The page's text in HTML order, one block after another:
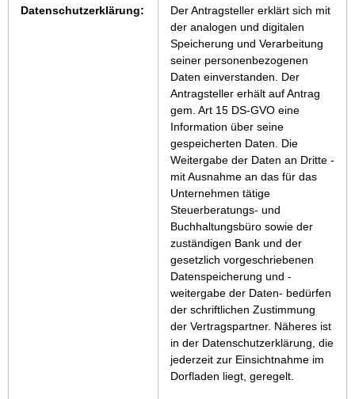
Datenschutzerklärung:
Der Antragsteller erklärt sich mit
der analogen und digitalen
Speicherung und Verarbeitung
seiner personenbezogenen
Daten einverstanden. Der
Antragsteller erhält auf Antrag
gem. Art 15 DS-GVO eine
Information über seine
gespeicherten Daten. Die
Weitergabe der Daten an Dritte -
mit Ausnahme an das für das
Unternehmen tätige
Steuerberatungs- und
Buchhaltungsbüro sowie der
zuständigen Bank und der
gesetzlich vorgeschriebenen
Datenspeicherung und -
weitergabe der Daten- bedürfen
der schriftlichen Zustimmung
der Vertragspartner. Näheres ist
in der Datenschutzerklärung, die
jederzeit zur Einsichtnahme im
Dorfladen liegt, geregelt.